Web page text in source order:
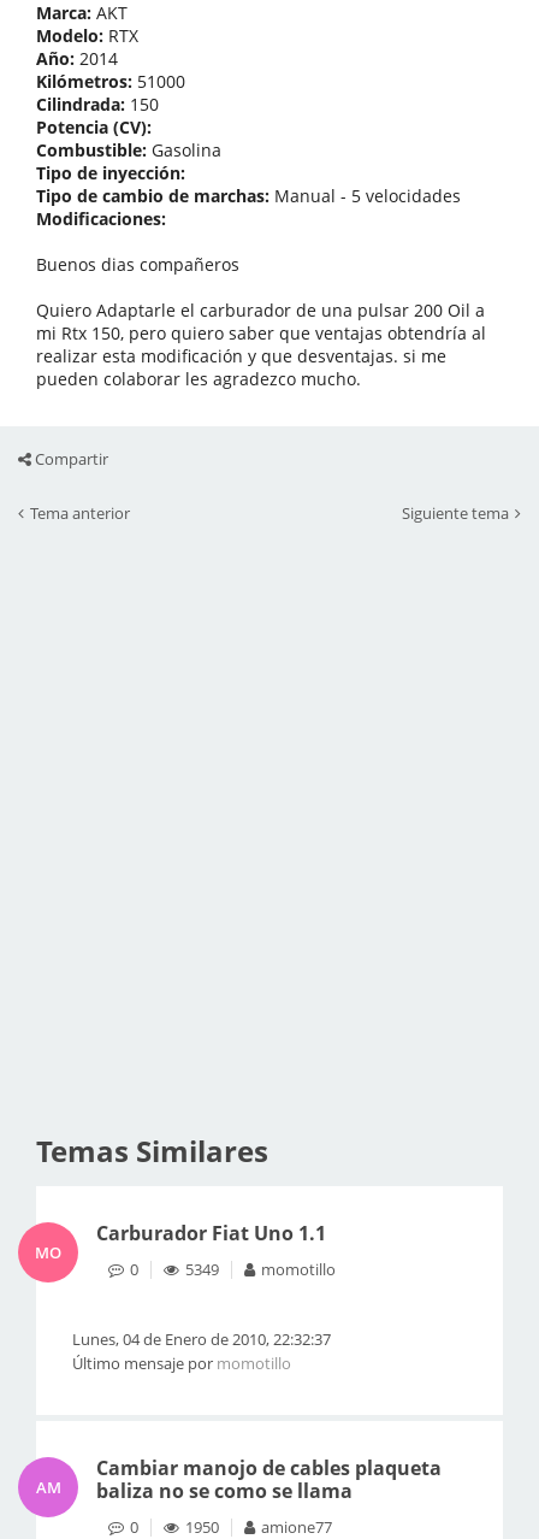
Marca: AKT
Modelo: RTX
Año: 2014
Kilómetros: 51000
Cilindrada: 150
Potencia (CV):
Combustible: Gasolina
Tipo de inyección:
Tipo de cambio de marchas: Manual - 5 velocidades
Modificaciones:
Buenos dias compañeros
Quiero Adaptarle el carburador de una pulsar 200 Oil a
mi Rtx 150, pero quiero saber que ventajas obtendría al
realizar esta modificación y que desventajas. si me
pueden colaborar les agradezco mucho.
Compartir
Tema anterior Siguiente tema
Temas Similares
MO
Carburador Fiat Uno 1.1
0 5349 momotillo
Lunes, 04 de Enero de 2010, 22:32:37
Último mensaje por momotillo
AM
Cambiar manojo de cables plaqueta
baliza no se como se llama
0 1950 amione77